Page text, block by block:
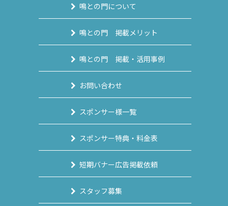
鳴との門について
鳴との門 掲載メリット
鳴との門 掲載・活用事例
お問い合わせ
スポンサー様一覧
スポンサー特典・料金表
短期バナー広告掲載依頼
スタッフ募集